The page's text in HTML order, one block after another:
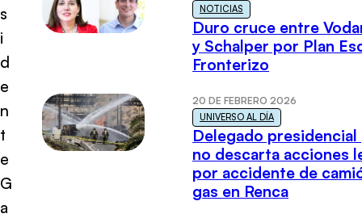
s
i
d
e
n
t
e
G
a
NOTICIAS
Duro cruce entre
y Schalper por Plan
Fronterizo
20 DE FEBRERO 2026
UNIVERSO AL DÍA
Delegado presidencial
no descarta acciones
por accidente de
gas en Renca